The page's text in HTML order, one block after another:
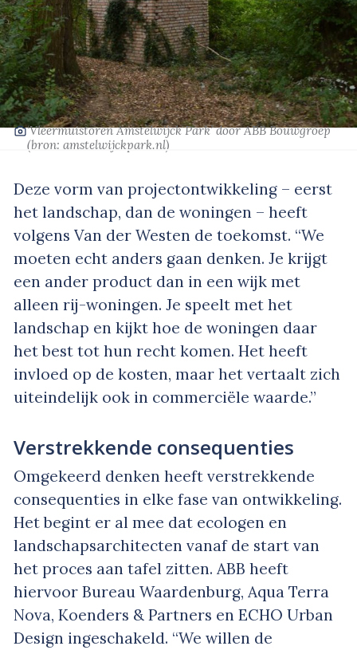
‘Vleermuistoren Amstelwijck Park’door ABB Bouwgroep
(bron: amstelwijckpark.nl)
Deze vorm van projectontwikkeling – eerst
het landschap, dan de woningen – heeft
volgens Van der Westen de toekomst. “We
moeten echt anders gaan denken. Je krijgt
een ander product dan in een wijk met
alleen rij-woningen. Je speelt met het
landschap en kijkt hoe de woningen daar
het best tot hun recht komen. Het heeft
invloed op de kosten, maar het vertaalt zich
uiteindelijk ook in commerciële waarde.”
Verstrekkende consequenties
Omgekeerd denken heeft verstrekkende
consequenties in elke fase van ontwikkeling.
Het begint er al mee dat ecologen en
landschapsarchitecten vanaf de start van
het proces aan tafel zitten. ABB heeft
hiervoor Bureau Waardenburg, Aqua Terra
Nova, Koenders & Partners en ECHO Urban
Design ingeschakeld. “We willen de